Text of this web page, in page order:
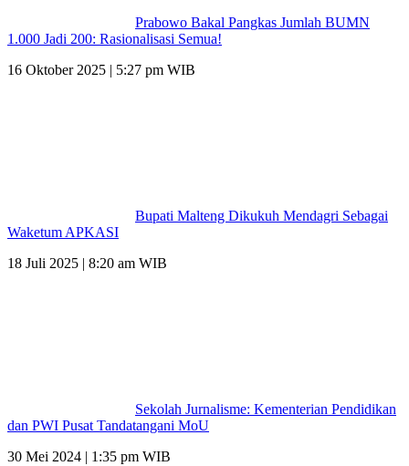
Prabowo Bakal Pangkas Jumlah BUMN
1.000 Jadi 200: Rasionalisasi Semua!
16 Oktober 2025 | 5:27 pm WIB
Bupati Malteng Dikukuh Mendagri Sebagai
Waketum APKASI
18 Juli 2025 | 8:20 am WIB
Sekolah Jurnalisme: Kementerian Pendidikan
dan PWI Pusat Tandatangani MoU
30 Mei 2024 | 1:35 pm WIB